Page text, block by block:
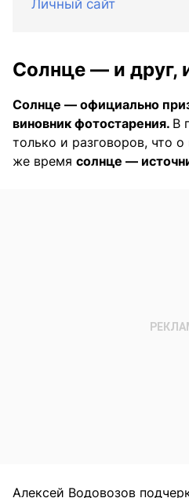
Личный сайт
Солнце — и друг,
Солнце — официально
виновник фотостарения. В
только и разговоров, что
же время солнце —
Алексей Водовозов